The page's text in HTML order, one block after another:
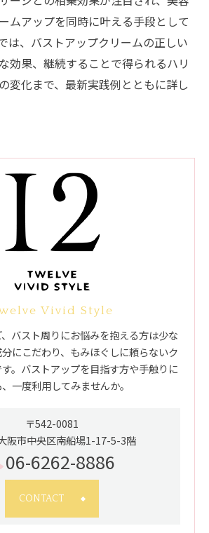
ムアップを同時に叶える手段として
は、バストアップクリームの正しい
効果、継続することで得られるハリ
変化まで、最新実践例とともに詳し
Vivid Style
バスト周りにお悩みを抱える方は少な
にこだわり、もみほぐしに頼らないク
。バストアップを目指す方や手触りに
一度利用してみませんか。
〒542-0081
阪市中央区南船場1-17-5-3階
06-6262-8886
CONTACT